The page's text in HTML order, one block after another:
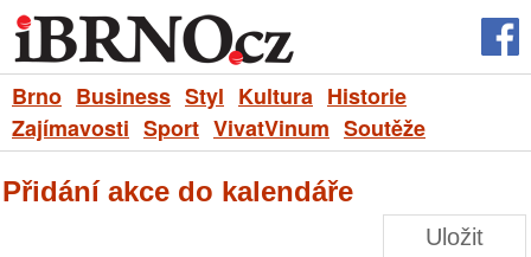
Brno Business Styl Kultura Historie
Zajímavosti Sport VivatVinum Soutěže
Přidání akce do kalendáře
Uložit